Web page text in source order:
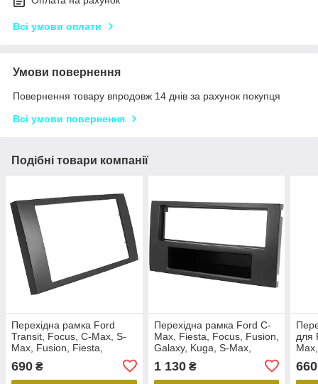
Всі умови оплати
Умови повернення
Повернення товару впродовж 14 днів за рахунок покупця
Всі умови повернення
Подібні товари компанії
Перехідна рамка Ford
Transit, Focus, C-Max, S-
Max, Fusion, Fiesta,
Galaxy, Kuga AWM 781-01-
073
690 ₴
Перехідна рамка Ford C-
Max, Fiesta, Focus, Fusion,
Galaxy, Kuga, S-Max,
Tourneo, Transit AWM 781-
01-056
1 130₴
для
10-
660